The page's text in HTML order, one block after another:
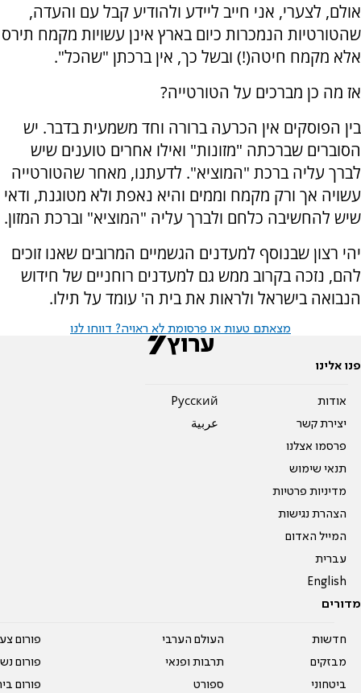
אולם, לצערי, אני חייב ליידע ולהודיע קבל עם והעדה,
שהטורטיות הנמכרות כיום בארץ אינן עשויות מקמח תירס
אלא מקמח חיטה(!) ובשל כך, אין ברכתן "שהכל".
אז מה כן מברכים על הטורטייה?
בין הפוסקים אין הכרעה ברורה וחד משמעית בדבר. יש
הסוברים שברכתה "מזונות" ואילו אחרים טוענים שיש
לברך עליה ברכת "המוציא". לדעתנו, מאחר שהטורטייה
עשויה אך ורק מקמח וממים והיא נאפת ולא מטוגנת, ודאי
שיש להחשיבה כלחם ולברך עליה "המוציא" וברכת המזון.
יהי רצון שבנוסף למעדנים הגשמיים המרובים שאנו זוכים
להם, נזכה בקרוב ממש גם למעדנים רוחניים של חידוש
הנבואה בישראל ולראות את בית ה' עומד על תילו.
מצאתם טעות או פרסומת לא ראויה? דווחו לנו
פנו אלינו
אודות
יצירת קשר
פרסמו אצלנו
תנאי שימוש
מדיניות פרטיות
הצהרת נגישות
המייל האדום
עברית
English
Pусский
عربية
מדורים
חדשות
מבזקים
ביטחוני
העולם הערבי
תרבות ופנאי
ספורט
פורום
פורום
פורום